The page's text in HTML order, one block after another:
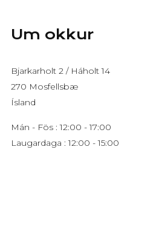
Um okkur
Bjarkarholt 2 / Háholt 14
270 Mosfellsbæ
Ísland
Mán - Fös : 12:00 - 17:00
Laugardaga : 12:00 - 15:00